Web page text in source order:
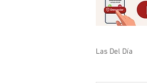
Las Del Día